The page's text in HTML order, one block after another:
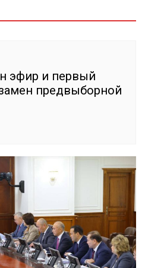
r ть
эфир и первый
предвыборной